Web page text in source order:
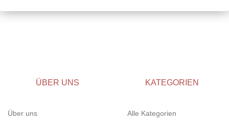
ÜBER UNS
Über uns
KATEGORIEN
Alle Kategorien